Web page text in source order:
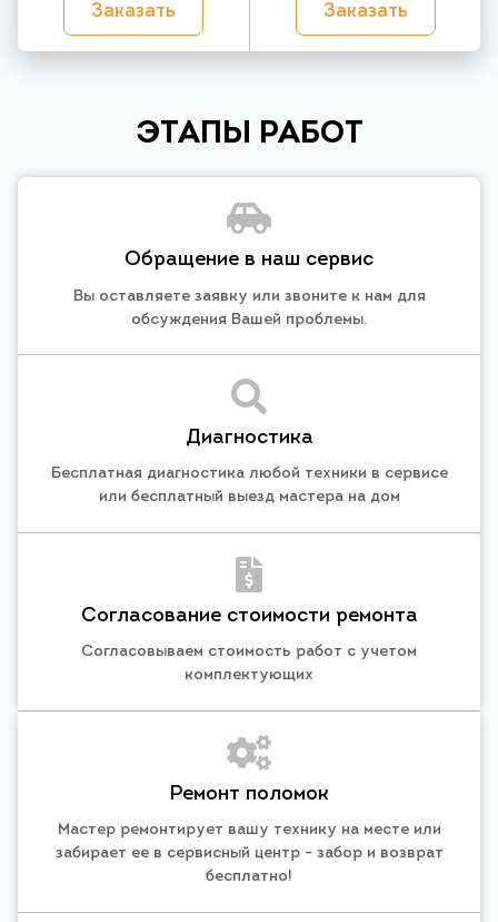
Заказать Заказать
ЭТАПЫ РАБОТ
Обращение в наш сервис
Вы оставляете заявку или звоните к нам для
обсуждения Вашей проблемы.
Диагностика
Бесплатная диагностика любой техники в сервисе
или бесплатный выезд мастера на дом
Согласование стоимости ремонта
Согласовываем стоимость работ с учетом
комплектующих
Ремонт поломок
Мастер ремонтирует вашу технику на месте или
забирает ее в сервисный центр - забор и возврат
бесплатно!